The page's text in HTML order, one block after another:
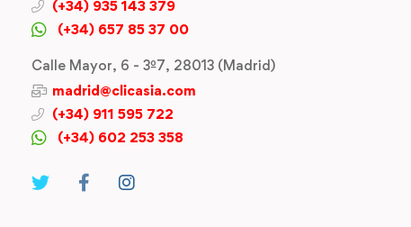
(+34) 935 143 379
(+34) 657 85 37 00
Calle Mayor, 6 - 3º7, 28013 (Madrid)
madrid@clicasia.com
(+34) 911 595 722
(+34) 602 253 358